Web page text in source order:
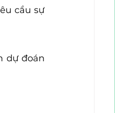
cầu sự
dự đoán